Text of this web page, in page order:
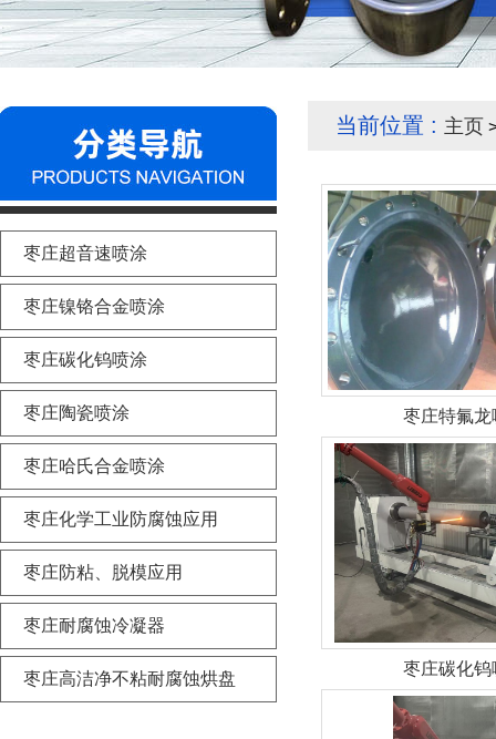
枣庄超音速喷涂
枣庄镍铬合金喷涂
枣庄碳化钨喷涂
枣庄陶瓷喷涂
枣庄哈氏合金喷涂
枣庄化学工业防腐蚀应用
枣庄防粘、脱模应用
枣庄耐腐蚀冷凝器
枣庄高洁净不粘耐腐蚀烘盘
当前位置 : 主页
枣庄特氟龙
枣庄碳化钨